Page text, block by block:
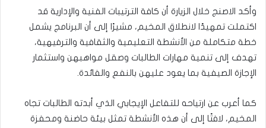
وأكد الاصنج خلال الزيارة أن كافة الترتيبات الفنية والإدارية قد
اكتملت تمهيدًا لانطلاق المخيم، مشيرًا إلى أن البرنامج يشمل
خطة متكاملة من الأنشطة التعليمية والثقافية والترفيهية،
تهدف إلى تنمية مهارات الطالبات وصقل مواهبهن واستثمار
الإجازة الصيفية بما يعود عليهن بالنفع والفائدة.
كما أعرب عن ارتياحه للتفاعل الإيجابي الذي أبدته الطالبات تجاه
المخيم، لافتًا إلى أن هذه الأنشطة تمثل بيئة حاضنة ومحفزة